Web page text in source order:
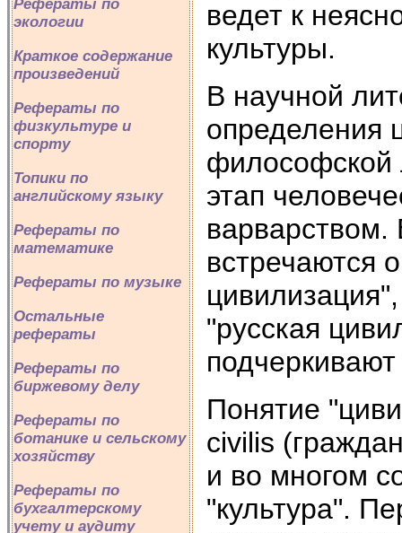
Рефераты по
экологии
Краткое содержание
произведений
Рефераты по
физкультуре и
спорту
Топики по
английскому языку
Рефераты по
математике
Рефераты по музыке
Остальные
рефераты
Рефераты по
биржевому делу
Рефераты по
ботанике и сельскому
хозяйству
Рефераты по
бухгалтерскому
учету и аудиту
ведет к
культуры.
В научной
определения
философской
этап
варварством.
встречаются
"русская
Понятие
civilis
и во многом
"культура".